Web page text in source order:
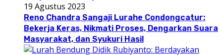
19 Agustus 2023
Reno Chandra Sangaji Lurahe Condongcatur:
Bekerja Keras, Nikmati Proses, Dengarkan Suara
Masyarakat, dan Syukuri Hasil